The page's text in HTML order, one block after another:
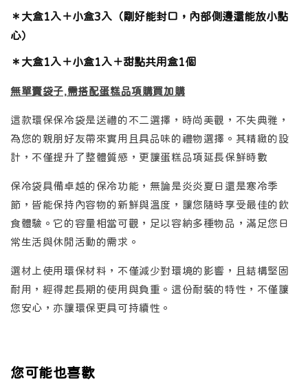
＊大盒1入＋小盒3入（剛好能封口，內部側邊還能放小點
心）
＊大盒1入＋小盒1入＋甜點共用盒1個
無單賣袋子,需搭配蛋糕品項購買加購
這款環保保冷袋是送禮的不二選擇，時尚美觀，不失典雅，
為您的親朋好友帶來實用且具品味的禮物選擇。其精緻的設
計，不僅提升了整體質感，更讓蛋糕品項延長保鮮時數
保冷袋具備卓越的保冷功能，無論是炎炎夏日還是寒冷季
節，皆能保持內容物的新鮮與溫度，讓您隨時享受最佳的飲
食體驗。它的容量相當可觀，足以容納多種物品，滿足您日
常生活與休閒活動的需求。
選材上使用環保材料，不僅減少對環境的影響，且結構堅固
耐用，經得起長期的使用與負重。這份耐裝的特性，不僅讓
您安心，亦讓環保更具可持續性。
您可能也喜歡